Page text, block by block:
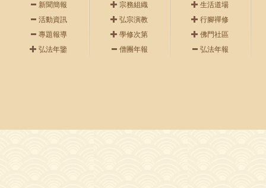
新聞簡報
活動資訊
專題報導
弘法年鑒
宗務組織
弘宗演教
學修次第
僧團年報
生活道場
行腳禪修
佛門社區
弘法年報